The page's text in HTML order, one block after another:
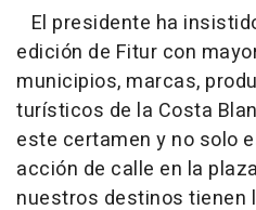
El presidente ha
edición de Fitur con
municipios, marcas,
turísticos de la Costa
este certamen y no solo
acción de calle en la
nuestros destinos tienen